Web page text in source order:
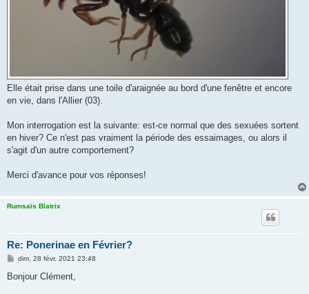
Elle était prise dans une toile d'araignée au bord d'une fenêtre et encore
en vie, dans l'Allier (03).
Mon interrogation est la suivante: est-ce normal que des sexuées sortent
en hiver? Ce n'est pas vraiment la période des essaimages, ou alors il
s'agit d'un autre comportement?
Merci d'avance pour vos réponses!
Rumsaïs Blatrix
Re: Ponerinae en Février?
M
s
dim. 28 févr. 2021 23:48
Bonjour Clément,